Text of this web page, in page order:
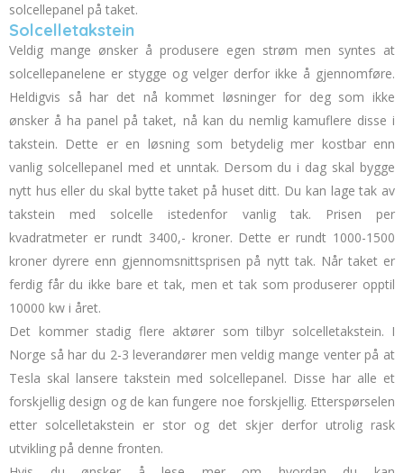
solcellepanel på taket.
Solcelletakstein
Veldig mange ønsker å produsere egen strøm men syntes at
solcellepanelene er stygge og velger derfor ikke å gjennomføre.
Heldigvis så har det nå kommet løsninger for deg som ikke
ønsker å ha panel på taket, nå kan du nemlig kamuflere disse i
takstein. Dette er en løsning som betydelig mer kostbar enn
vanlig solcellepanel med et unntak. Dersom du i dag skal bygge
nytt hus eller du skal bytte taket på huset ditt. Du kan lage tak av
takstein med solcelle istedenfor vanlig tak. Prisen per
kvadratmeter er rundt 3400,- kroner. Dette er rundt 1000-1500
kroner dyrere enn gjennomsnittsprisen på nytt tak. Når taket er
ferdig får du ikke bare et tak, men et tak som produserer opptil
10000 kw i året.
Det kommer stadig flere aktører som tilbyr solcelletakstein. I
Norge så har du 2-3 leverandører men veldig mange venter på at
Tesla skal lansere takstein med solcellepanel. Disse har alle et
forskjellig design og de kan fungere noe forskjellig. Etterspørselen
etter solcelletakstein er stor og det skjer derfor utrolig rask
utvikling på denne fronten.